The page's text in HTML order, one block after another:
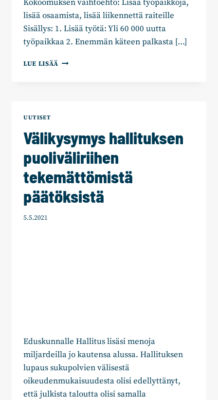
Kokoomuksen vaihtoehto: Lisää työpaikkoja,
lisää osaamista, lisää liikennettä raiteille
Sisällys: 1. Lisää työtä: Yli 60 000 uutta
työpaikkaa 2. Enemmän käteen palkasta […]
LUE LISÄÄ VAIHTOEHTOBUDJETTI:
UUTISET
Välikysymys hallituksen
puoliväliriihen
tekemättömistä
päätöksistä
5.5.2021
Eduskunnalle Hallitus lisäsi menoja
miljardeilla jo kautensa alussa. Hallituksen
lupaus sukupolvien välisestä
oikeudenmukaisuudesta olisi edellyttänyt,
että julkista taloutta olisi samalla